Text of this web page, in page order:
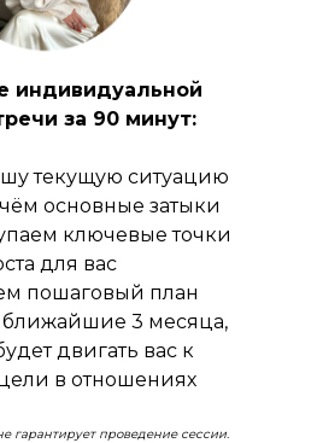
гарантирует проведение сессии.
индивидуальной
за 90 минут:
текущую ситуацию
основные затыки
ключевые точки
для вас
пошаговый план
3 месяца,
двигать вас к
в отношениях